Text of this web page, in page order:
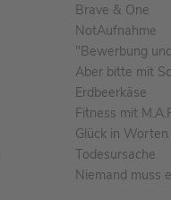
Brave & One
NotAufnahme
"Bewerbung
Aber bitte mit
Erdbeerkäse
Fitness mit
Glück in Worten
Todesursache
Niemand muss